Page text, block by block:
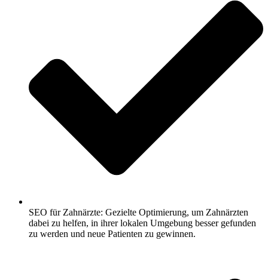
SEO für Zahnärzte: Gezielte Optimierung, um Zahnärzten
dabei zu helfen, in ihrer lokalen Umgebung besser gefunden
zu werden und neue Patienten zu gewinnen.